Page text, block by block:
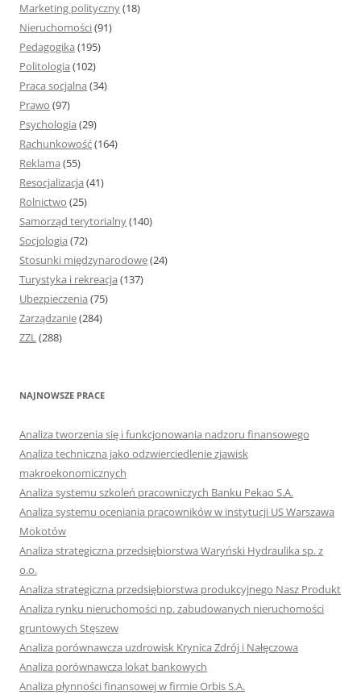
Marketing polityczny(18)
Nieruchomości(91)
Pedagogika (195)
Politologia (102)
Praca socjalna (34)
Prawo (97)
Psychologia (29)
Rachunkowość(164)
Reklama (55)
Resocjalizacja (41)
Rolnictwo (25)
Samorząd terytorialny(140)
Socjologia (72)
Stosunki międzynarodowe(24)
Turystyka i rekreacja (137)
Ubezpieczenia (75)
Zarządzanie(284)
ZZL(288)
NAJNOWSZE PRACE
Analiza tworzenia się i funkcjonowania nadzoru finansowego
Analiza techniczna jako odzwierciedlenie zjawisk
makroekonomicznych
Analiza systemu szkoleń pracowniczych Banku Pekao S.A.
Analiza systemu oceniania pracowników w instytucji US Warszawa
Mokotów
Analiza strategiczna przedsiębiorstwa Waryński Hydraulika sp. z
o.o.
Analiza strategiczna przedsiębiorstwa produkcyjnego Nasz Produkt
Analiza rynku nieruchomości np. zabudowanych nieruchomości
gruntowych Stęszew
Analiza porównawcza uzdrowisk Krynica Zdrój i Nałęczowa
Analiza porównawcza lokat bankowych
Analiza płynności finansowej w firmie Orbis S.A.